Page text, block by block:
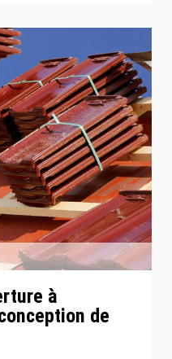
à
de